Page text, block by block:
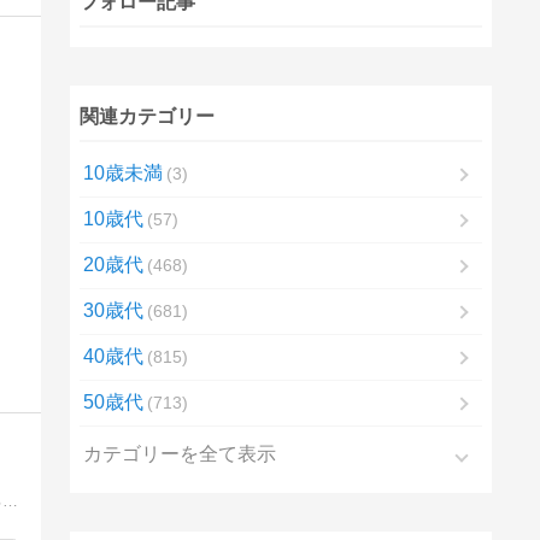
おっさんの生態を知りたい人、おっさんを反面教師にして学びを得たい人、暇つぶししたい人等々、読めば何かしら身になることがあるかもしれません。
関連カテゴリー
10歳未満 3
10歳代 57
20歳代 468
30歳代 681
40歳代 815
50歳代 713
カテゴリーを全て表示